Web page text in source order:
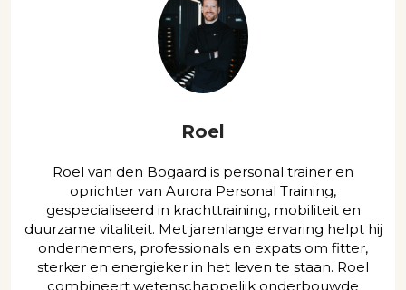
Roel
Roel van den Bogaard is personal trainer en
oprichter van Aurora Personal Training,
gespecialiseerd in krachttraining, mobiliteit en
duurzame vitaliteit. Met jarenlange ervaring helpt hij
ondernemers, professionals en expats om fitter,
sterker en energieker in het leven te staan. Roel
combineert wetenschappelijk onderbouwde